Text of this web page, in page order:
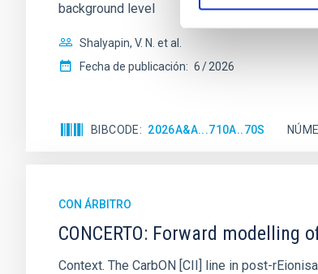
background level
Shalyapin, V. N. et al.
Fecha de publicación: 6 2026
BIBCODE 2026A&A...710A..70S
CON ÁRBITRO
CONCERTO: Forward
Context. The CarbON [CII] line in post-